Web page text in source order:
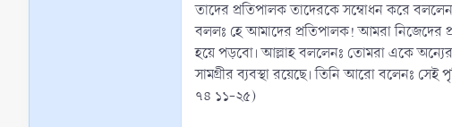
তাদের প্রতিপালক তাদেরকে সম্বোধন করে
বললঃ হে আমাদের প্রতিপালক! আমরা নিজেদের
হয়ে পড়বো। আল্লাহ বললেনঃ তোমরা একে অন্যের
সামগ্রীর ব্যবস্থা রয়েছে। তিনি আরো বলেনঃ
৭৪ ১১-২৫)